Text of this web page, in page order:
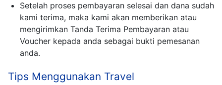
Setelah proses pembayaran selesai dan dana sudah
kami terima, maka kami akan memberikan atau
mengirimkan Tanda Terima Pembayaran atau
Voucher kepada anda sebagai bukti pemesanan
anda.
Tips Menggunakan Travel